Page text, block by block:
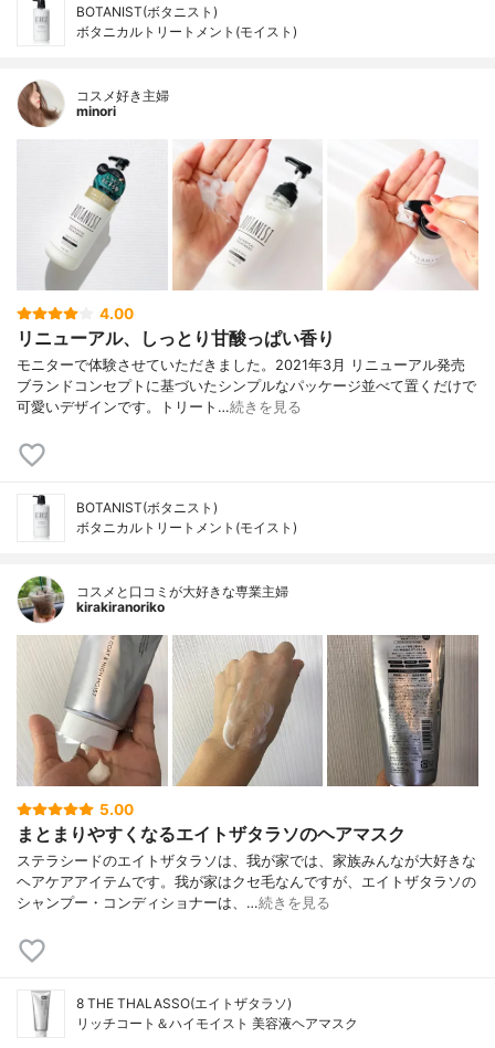
BOTANIST(ボタニスト)
ボタニカルトリートメント(モイスト)
コスメ好き主婦
minori
4.00
リニューアル、しっとり甘酸っぱい香り
モニターで体験させていただきました。2021年3月 リニューアル発売
ブランドコンセプトに基づいたシンプルなパッケージ並べて置くだけで
可愛いデザインです。トリート…続きを見る
BOTANIST(ボタニスト)
ボタニカルトリートメント(モイスト)
コスメと口コミが大好きな専業主婦
kirakiranoriko
5.00
まとまりやすくなるエイトザタラソのヘアマスク
ステラシードのエイトザタラソは、我が家では、家族みんなが大好きな
ヘアケアアイテムです。我が家はクセ毛なんですが、エイトザタラソの
シャンプー・コンディショナーは、…続きを見る
8 THE THALASSO(エイトザタラソ)
リッチコート＆ハイモイスト 美容液ヘアマスク